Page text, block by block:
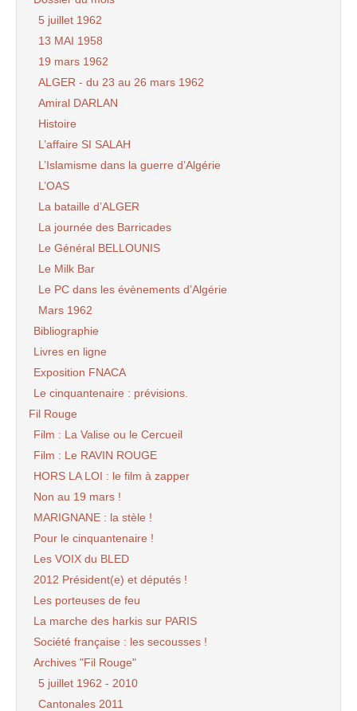
5 juillet 1962
13 MAI 1958
19 mars 1962
ALGER - du 23 au 26 mars 1962
Amiral DARLAN
Histoire
L’affaire SI SALAH
L’Islamisme dans la guerre d’Algérie
L’OAS
La bataille d’ALGER
La journée des Barricades
Le Général BELLOUNIS
Le Milk Bar
Le PC dans les évènements d’Algérie
Mars 1962
Bibliographie
Livres en ligne
Exposition FNACA
Le cinquantenaire : prévisions.
Fil Rouge
Film : La Valise ou le Cercueil
Film : Le RAVIN ROUGE
HORS LA LOI : le film à zapper
Non au 19 mars !
MARIGNANE : la stèle !
Pour le cinquantenaire !
Les VOIX du BLED
2012 Président(e) et députés !
Les porteuses de feu
La marche des harkis sur PARIS
Société française : les secousses !
Archives "Fil Rouge"
5 juillet 1962 - 2010
Cantonales 2011